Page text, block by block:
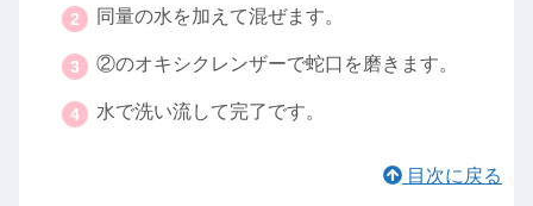
同量の水を加えて混ぜます。
②のオキシクレンザーで蛇口を磨きます。
水で洗い流して完了です。
目次に戻る